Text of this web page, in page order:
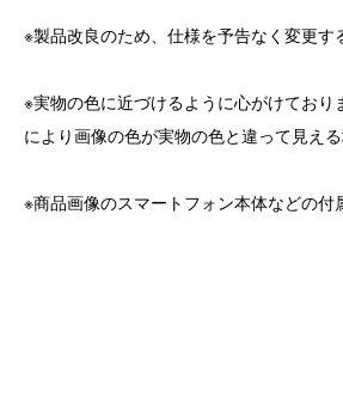
※製品改良のため、仕様を予告なく変更す
※実物の色に近づけるように心がけており
により画像の色が実物の色と違って見える
※商品画像のスマートフォン本体などの付